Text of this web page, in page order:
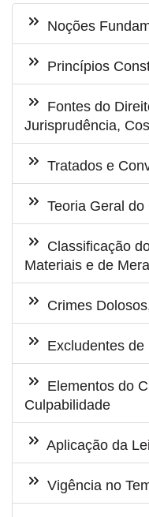
Noções
Princípios
Fontes do
Jurisprudência,
Tratados e
Teoria Geral do
Classificação
Materiais e de
Crimes
Excludentes de
Elementos do
Culpabilidade
Aplicação da
Vigência no